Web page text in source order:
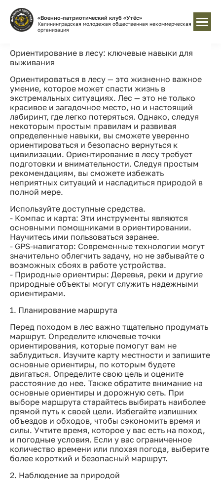
«Военно-патриотический клуб «Утёс»
Калининградская молодежая общественная некоммерческая
организация
Ориентирование в лесу: ключевые навыки для
выживания
Ориентироваться в лесу — это жизненно важное
умение, которое может спасти жизнь в
экстремальных ситуациях. Лес — это не только
красивое и загадочное место, но и настоящий
лабиринт, где легко потеряться. Однако, следуя
некоторым простым правилам и развивая
определенные навыки, вы сможете уверенно
ориентироваться и безопасно вернуться к
цивилизации. Ориентирование в лесу требует
подготовки и внимательности. Следуя простым
рекомендациям, вы сможете избежать
неприятных ситуаций и насладиться природой в
полной мере.
Используйте доступные средства.
- Компас и карта: Эти инструменты являются
основными помощниками в ориентировании.
Научитесь ими пользоваться заранее.
- GPS-навигатор: Современные технологии могут
значительно облегчить задачу, но не забывайте о
возможных сбоях в работе устройства.
- Природные ориентиры: Деревья, реки и другие
природные объекты могут служить надежными
ориентирами.
1. Планирование маршрута
Перед походом в лес важно тщательно продумать
маршрут. Определите ключевые точки
ориентирования, которые помогут вам не
заблудиться. Изучите карту местности и запишите
основные ориентиры, по которым будете
двигаться. Определите свою цель и оцените
расстояние до нее. Также обратите внимание на
основные ориентиры и дорожную сеть. При
выборе маршрута старайтесь выбирать наиболее
прямой путь к своей цели. Избегайте излишних
объездов и обходов, чтобы сэкономить время и
силы. Учтите время, которое у вас есть на поход,
и погодные условия. Если у вас ограниченное
количество времени или плохая погода, выберите
более короткий и безопасный маршрут.
2. Наблюдение за природой